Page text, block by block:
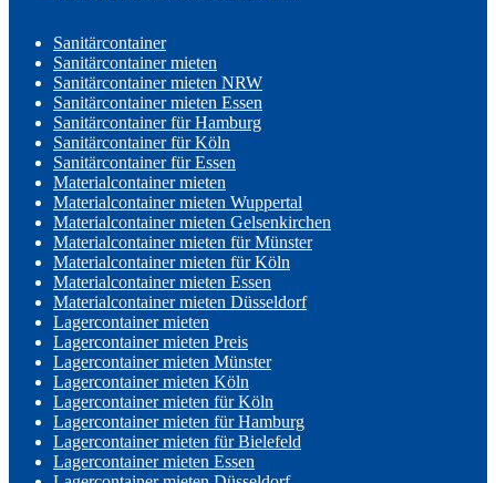
Sanitärcontainer
Sanitärcontainer mieten
Sanitärcontainer mieten NRW
Sanitärcontainer mieten Essen
Sanitärcontainer für Hamburg
Sanitärcontainer für Köln
Sanitärcontainer für Essen
Materialcontainer mieten
Materialcontainer mieten Wuppertal
Materialcontainer mieten Gelsenkirchen
Materialcontainer mieten für Münster
Materialcontainer mieten für Köln
Materialcontainer mieten Essen
Materialcontainer mieten Düsseldorf
Lagercontainer mieten
Lagercontainer mieten Preis
Lagercontainer mieten Münster
Lagercontainer mieten Köln
Lagercontainer mieten für Köln
Lagercontainer mieten für Hamburg
Lagercontainer mieten für Bielefeld
Lagercontainer mieten Essen